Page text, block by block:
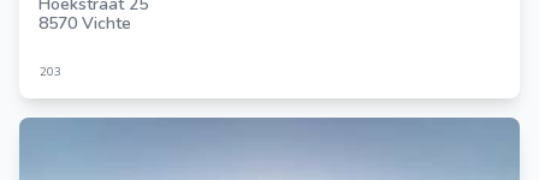
8570 Vichte
203